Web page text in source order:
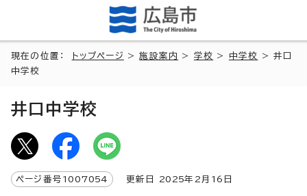
現在の位置： トップページ >施設案内 > 学校 > 中学校
> 井口
中学校
井口中学校
ページ番号 1007054 更新日 2025年2月 16 日